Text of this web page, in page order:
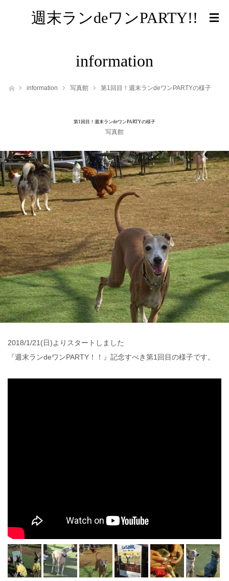
週末ランdeワンPARTY!!
information
ホームinformation 写真館 第1回目！週末ランdeワンPARTYの様子
第1回目！週末ランdeワンPARTYの様子
写真館
2018/1/21(日)よりスタートしました
『週末ランdeワンPARTY！！』記念すべき第1回目の様子です。